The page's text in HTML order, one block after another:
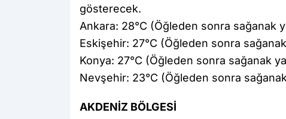
gösterecek.
Ankara: 28°C (Öğleden sonra sağanak
Eskişehir: 27°C (Öğleden sonra sağanak
Konya: 27°C (Öğleden sonra sağanak
Nevşehir: 23°C (Öğleden sonra sağanak
AKDENİZ BÖLGESİ